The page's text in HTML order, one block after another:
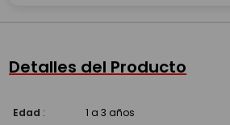
Detalles del Producto
Edad : 1 a 3 años